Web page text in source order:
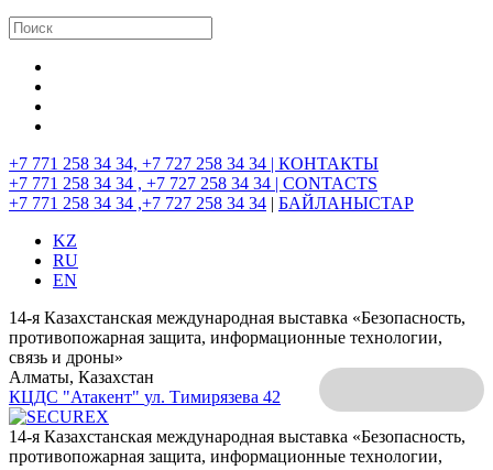
+7 771 258 34 34, +7 727 258 34 34 | КОНТАКТЫ
+7 771 258 34 34 , +7 727 258 34 34 | CONTACTS
+7 771 258 34 34 ,+7 727 258 34 34 | БАЙЛАНЫСТАР
KZ
RU
EN
14-я Казахстанская международная выставка «Безопасность,
противопожарная защита, информационные технологии,
связь и дроны»
Алматы, Казахстан
КЦДС "Атакент" ул. Тимирязева 42
14-я Казахстанская международная выставка «Безопасность,
противопожарная защита, информационные технологии,